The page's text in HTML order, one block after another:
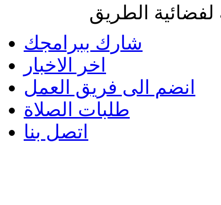
الطريق
شارك ببرامجك
اخر الاخبار
انضم الى فريق العمل
طلبات الصلاة
اتصل بنا